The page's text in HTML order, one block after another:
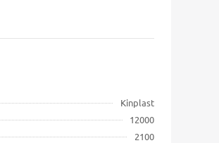
Kinplast
12000
2100